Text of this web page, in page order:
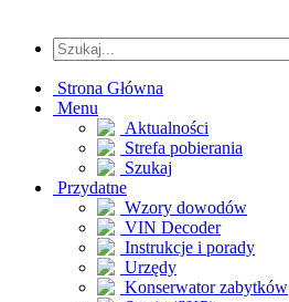
Strona Główna
Menu
Aktualności
Strefa pobierania
Szukaj
Przydatne
Wzory dowodów
VIN Decoder
Instrukcje i porady
Urzędy
Konserwator zabytków